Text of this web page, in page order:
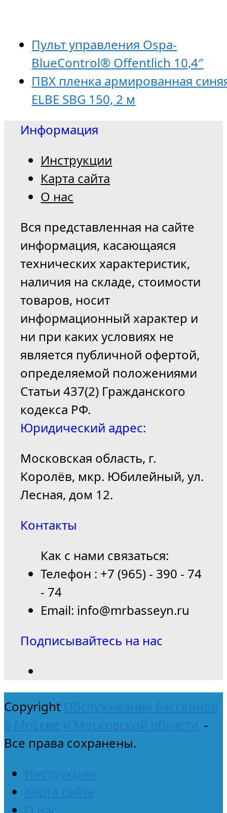
Пульт управления Ospa-
BlueControl® Оffentlich 10,4″
ПВХ пленка армированная
ELBE SBG 150, 2 м
Информация
Инструкции
Карта сайта
О нас
Вся представленная на сайте
информация, касающаяся
технических характеристик,
наличия на складе, стоимости
товаров, носит
информационный характер и
ни при каких условиях не
является публичной офертой,
определяемой положениями
Статьи 437(2) Гражданского
кодекса РФ.
Юридический адрес:
Московская область, г.
Королёв, мкр. Юбилейный, ул.
Лесная, дом 12.
Контакты
Как с нами связаться:
Телефон : +7 (965) - 390 - 74
- 74
Email: info@mrbasseyn.ru
Подписывайтесь на нас
Copyright Обслуживание бассейнов
в Москве и Московской области. -
Все права сохранены.
Инструкции
Карта сайта
О нас